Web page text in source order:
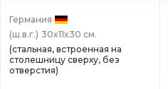
Германия
(ш.в.г.) 30x11x30 см.
(стальная, встроенная на
столешницу сверху, без
отверстия)